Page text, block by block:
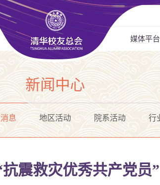
媒体平台
新闻中心
息 地区活动 院系活动 行
震救灾优秀共产党员”